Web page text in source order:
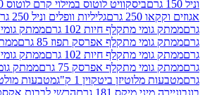
ביסקוויט לוטוס במילוי קרם לוטוס 150 גרם
גרם
גליליות וופלים וניל 250 גרם
מתקלף חיות 102 גרם
מתקלף אפרסק תפוז 85 גרם
מתקלף חיות 102 גרם
מתקלף אפרסק 75 גרם
ביטקוין 1 ק"ג
מטבעות מולטיזן 5 ש"ח 1 ק"ג
מיקס 181 גרם
הרשי לבבות אקסטרה קרימי 181 גרם